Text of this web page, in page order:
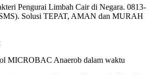
MICROBAC Anaerob dalam waktu